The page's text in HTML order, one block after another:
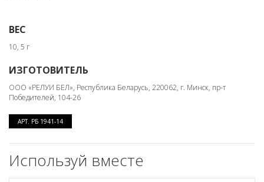
ВЕС
10, 5 г
ИЗГОТОВИТЕЛЬ
ООО «РЕЛУИ БЕЛ», Республика Беларусь, 220062, г. Минск, пр-т
Победителей, 104-26
АРТ. РБ 1941-14
Используй вместе